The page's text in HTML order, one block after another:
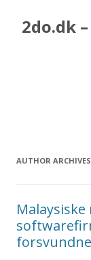
2do.dk
AUTHOR